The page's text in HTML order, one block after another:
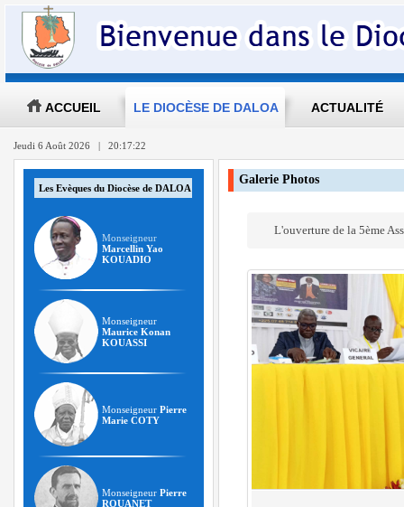
ACCUEIL LE DIOCÈSE DE DALOA ACTUALITÉ
Jeudi 6 Août 2026 | 20:17:22
Les Evèques du Diocèse de DALOA
Monseigneur
Marcellin Yao
KOUADIO
Monseigneur
Maurice Konan
KOUASSI
Monseigneur Pierre
Marie COTY
Monseigneur Pierre
ROUANET
Galerie Photos
L'ouverture de la 5ème